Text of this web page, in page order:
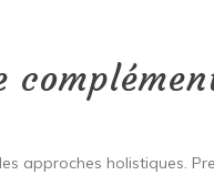
approches holistiques.